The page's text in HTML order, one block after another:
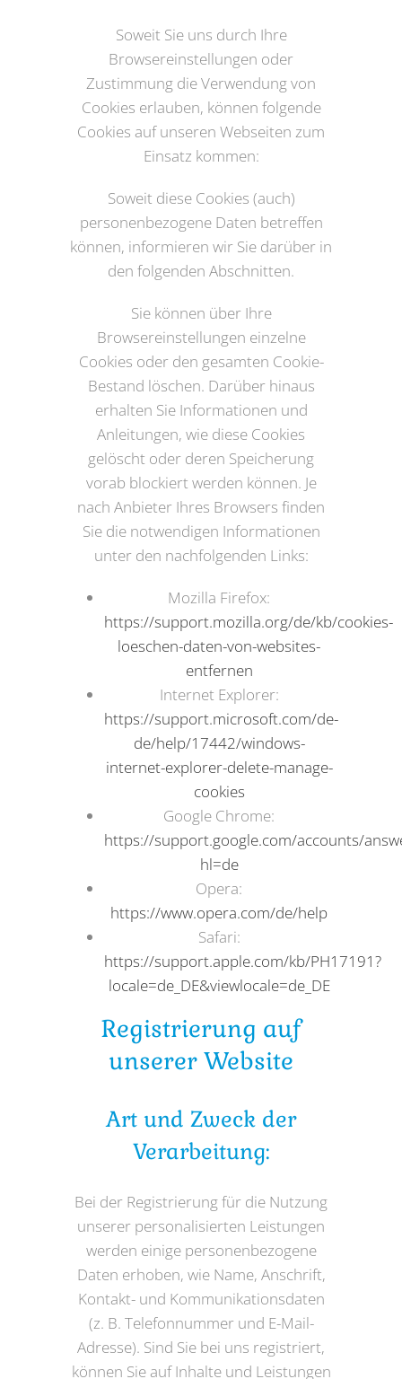
Soweit Sie uns durch Ihre
Browsereinstellungen oder
Zustimmung die Verwendung von
Cookies erlauben, können folgende
Cookies auf unseren Webseiten zum
Einsatz kommen:
Soweit diese Cookies (auch)
personenbezogene Daten betreffen
können, informieren wir Sie darüber in
den folgenden Abschnitten.
Sie können über Ihre
Browsereinstellungen einzelne
Cookies oder den gesamten Cookie-
Bestand löschen. Darüber hinaus
erhalten Sie Informationen und
Anleitungen, wie diese Cookies
gelöscht oder deren Speicherung
vorab blockiert werden können. Je
nach Anbieter Ihres Browsers finden
Sie die notwendigen Informationen
unter den nachfolgenden Links:
Mozilla Firefox:
https://support.mozilla.org/de/kb/cookies-
loeschen-daten-von-websites-
entfernen
Internet Explorer:
https://support.microsoft.com/de-
de/help/17442/windows-
internet-explorer-delete-manage-
cookies
Google Chrome:
https://support.google.com/accounts/
hl=de
Opera:
https://www.opera.com/de/help
Safari:
https://support.apple.com/kb/PH17191?
locale=de_DE&viewlocale=de_DE
Registrierung auf
unserer Website
Art und Zweck der
Verarbeitung:
Bei der Registrierung für die Nutzung
unserer personalisierten Leistungen
werden einige personenbezogene
Daten erhoben, wie Name, Anschrift,
Kontakt- und Kommunikationsdaten
(z. B. Telefonnummer und E-Mail-
Adresse). Sind Sie bei uns registriert,
können Sie auf Inhalte und Leistungen